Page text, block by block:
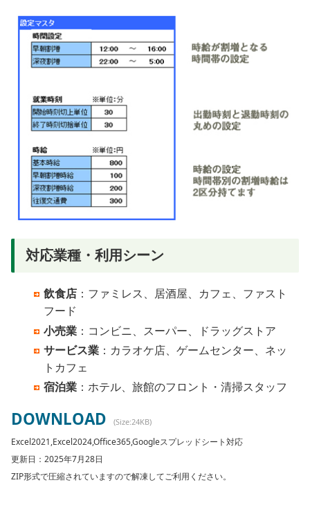
対応業種・利用シーン
飲食店 ：ファミレス、居酒屋、カフェ、ファスト
フード
小売業 ：コンビニ、スーパー、ドラッグストア
サービス業 ：カラオケ店、ゲームセンター、ネッ
トカフェ
宿泊業 ：ホテル、旅館のフロント・清掃スタッフ
DOWNLOAD (Size:24KB)
Excel2021,Excel2024,Office365,Googleスプレッドシート対応
更新日：2025年7月28日
ZIP形式で圧縮されていますので解凍してご利用ください。